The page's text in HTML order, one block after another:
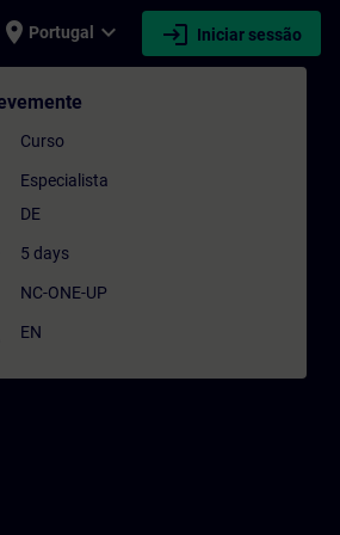
place Portugal expand_more login Iniciar sessão
- Desenvolvimento
Curso
Especialista
DE
5 days
NC-ONE-UP
EN